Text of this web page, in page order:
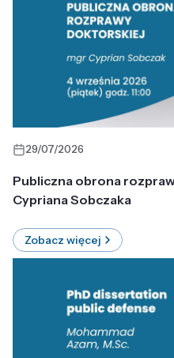
29/07/2026
Publiczna obrona
Cypriana Sobczaka
Zobacz więcej